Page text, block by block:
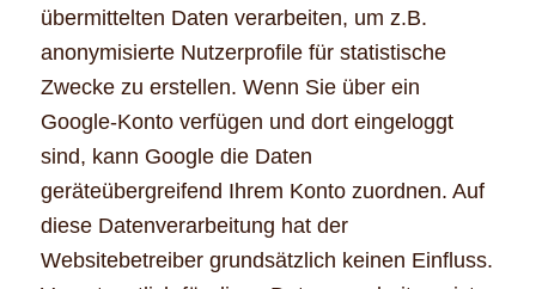
übermittelten Daten verarbeiten, um z.B.
anonymisierte Nutzerprofile für statistische
Zwecke zu erstellen. Wenn Sie über ein
Google-Konto verfügen und dort eingeloggt
sind, kann Google die Daten
geräteübergreifend Ihrem Konto zuordnen. Auf
diese Datenverarbeitung hat der
Websitebetreiber grundsätzlich keinen Einfluss.